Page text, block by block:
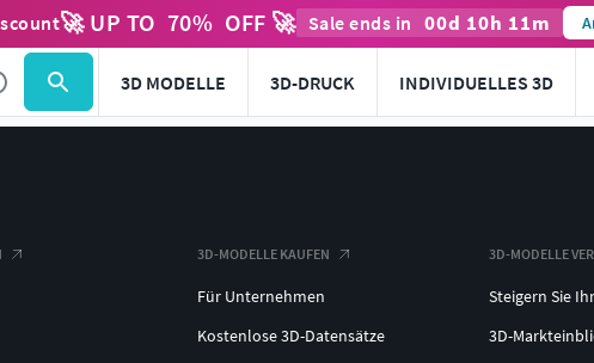
🚀 UP TO 70% OFF 🚀 Sale ends in 00d 10h 11m
3D MODELLE 3D-DRUCK INDIVIDUELLES 3D
3D-MODELLE KAUFEN
Für Unternehmen
Kostenlose 3D-Datensätze
3D-MODELLE
Steigern Sie
3D-